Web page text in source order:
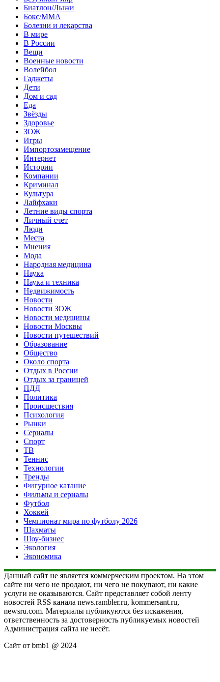
Биатлон/Лыжи
Бокс/MMA
Болезни и лекарства
В мире
В России
Вещи
Военные новости
Волейбол
Гаджеты
Дети
Дом и сад
Еда
Звёзды
Здоровье
ЗОЖ
Игры
Импортозамещение
Интернет
Истории
Компании
Криминал
Культура
Лайфхаки
Летние виды спорта
Личный счет
Люди
Места
Мнения
Мода
Народная медицина
Наука
Наука и техника
Недвижимость
Новости
Новости ЗОЖ
Новости медицины
Новости Москвы
Новости путешествий
Образование
Общество
Около спорта
Отдых в России
Отдых за границей
ПДД
Политика
Происшествия
Психология
Рынки
Сериалы
Спорт
ТВ
Теннис
Технологии
Тренды
Фигурное катание
Фильмы и сериалы
Футбол
Хоккей
Чемпионат мира по футболу 2026
Шахматы
Шоу-бизнес
Экология
Экономика
Данный сайт не является коммерческим проектом. На этом
сайте ни чего не продают, ни чего не покупают, ни какие
услуги не оказываются. Сайт представляет собой ленту
новостей RSS канала news.rambler.ru, kommersant.ru,
newsru.com. Материалы публикуются без искажения,
ответственность за достоверность публикуемых новостей
Администрация сайта не несёт.
Сайт от bmb1 @ 2024